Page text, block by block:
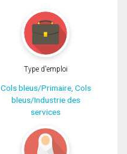
Type d'emploi
Cols bleus/Primaire, Cols
bleus/Industrie des
services